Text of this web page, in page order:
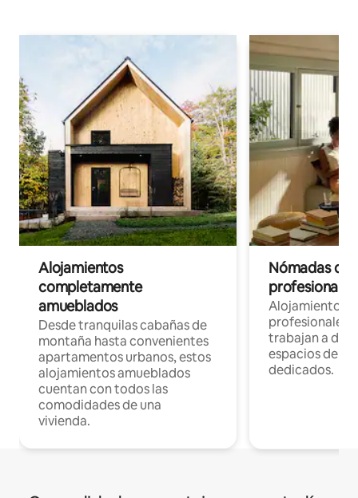
Alojamientos
completamente
amueblados
Desde tranquilas cabañas de
montaña hasta convenientes
apartamentos urbanos, estos
alojamientos amueblados
cuentan con todos las
comodidades de una
vivienda.
Nómadas
Alojamientos
profesionales
trabajan a
espacios de
dedicados.